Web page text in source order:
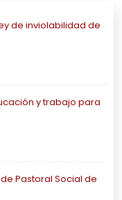
de inviolabilidad de
y trabajo para
Pastoral Social de